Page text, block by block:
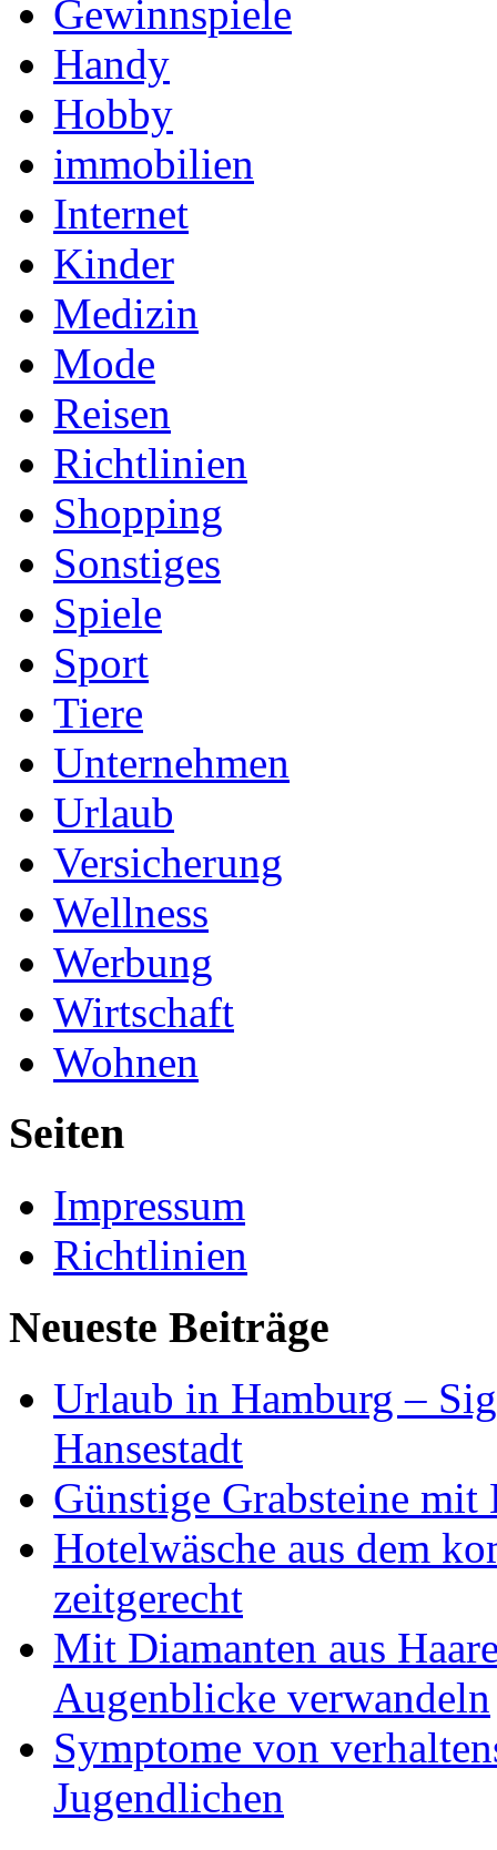
Gewinnspiele
Handy
Hobby
immobilien
Internet
Kinder
Medizin
Mode
Reisen
Richtlinien
Shopping
Sonstiges
Spiele
Sport
Tiere
Unternehmen
Urlaub
Versicherung
Wellness
Werbung
Wirtschaft
Wohnen
Seiten
Impressum
Richtlinien
Neueste Beiträge
Urlaub in Hamburg –
Hansestadt
Günstige Grabsteine mit
Hotelwäsche aus dem
zeitgerecht
Mit Diamanten aus
Augenblicke verwandeln
Symptome von
Jugendlichen